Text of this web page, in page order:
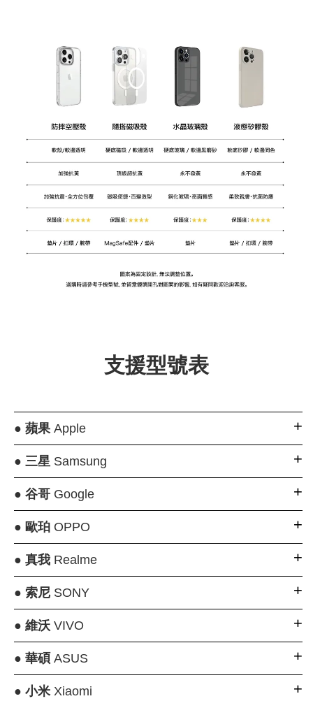
支援型號表
● 蘋果Apple
● 三星Samsung
● 谷哥Google
● 歐珀OPPO
● 真我Realme
● 索尼SONY
● 維沃VIVO
● 華碩 ASUS
● 小米Xiaomi